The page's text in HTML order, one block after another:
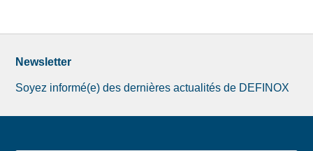
Newsletter
Soyez informé(e) des dernières actualités de DEFINOX